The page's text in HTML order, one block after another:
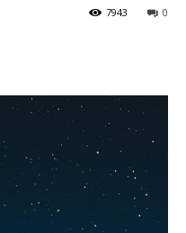
0
7943